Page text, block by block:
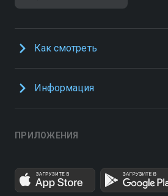
Как смотреть
Информация
ПРИЛОЖЕНИЯ